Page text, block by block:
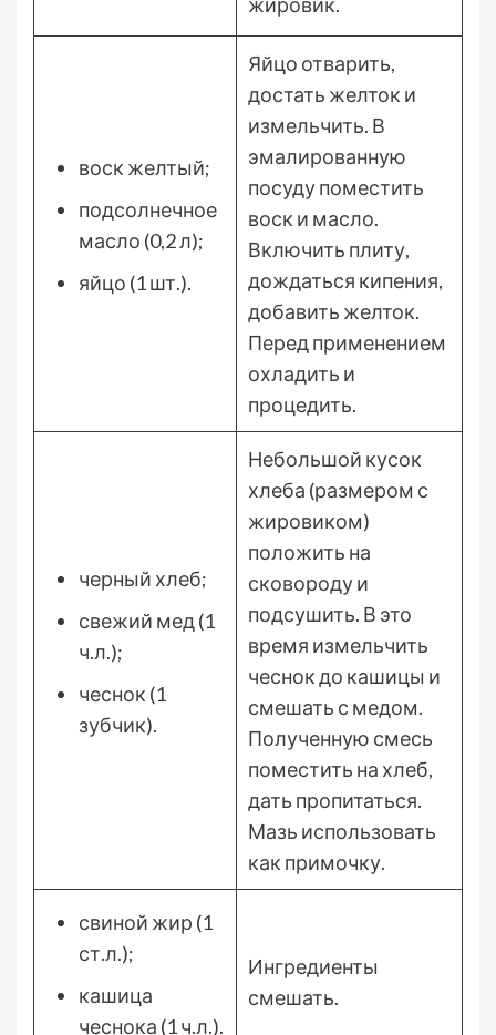
воск желтый;
подсолнечное
масло (0,2 л);
яйцо (1 шт.).
Яйцо отварить,
достать желток и
измельчить. В
эмалированную
посуду поместить
воск и масло.
Включить плиту,
дождаться кипения,
добавить желток.
Перед применением
охладить и
процедить.
черный хлеб;
свежий мед (1
ч.л.);
чеснок (1
зубчик).
Небольшой кусок
хлеба (размером с
жировиком)
положить на
сковороду и
подсушить. В это
время измельчить
чеснок до кашицы и
смешать с медом.
Полученную смесь
поместить на хлеб,
дать пропитаться.
Мазь использовать
как примочку.
свиной жир (1
ст.л.);
кашица
чеснока (1 ч.л.).
Ингредиенты
смешать.